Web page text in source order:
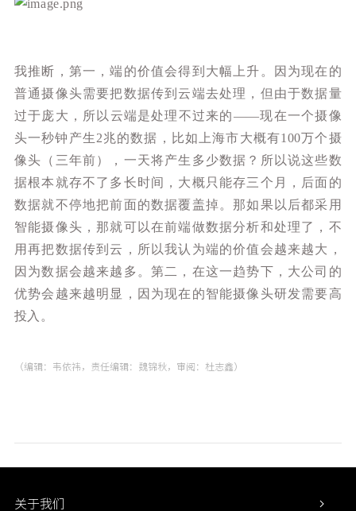
我推断，第一，端的价值会得到大幅上升。因为现在的
普通摄像头需要把数据传到云端去处理，但由于数据量
过于庞大，所以云端是处理不过来的——现在一个摄像
头一秒钟产生2兆的数据，比如上海市大概有100万个摄
像头（三年前），一天将产生多少数据？所以说这些数
据根本就存不了多长时间，大概只能存三个月，后面的
数据就不停地把前面的数据覆盖掉。那如果以后都采用
智能摄像头，那就可以在前端做数据分析和处理了，不
用再把数据传到云，所以我认为端的价值会越来越大，
因为数据会越来越多。第二，在这一趋势下，大公司的
优势会越来越明显，因为现在的智能摄像头研发需要高
投入。
（编辑：韦依祎，责任编辑：魏锦秋，审阅：杜志鑫）
关于我们